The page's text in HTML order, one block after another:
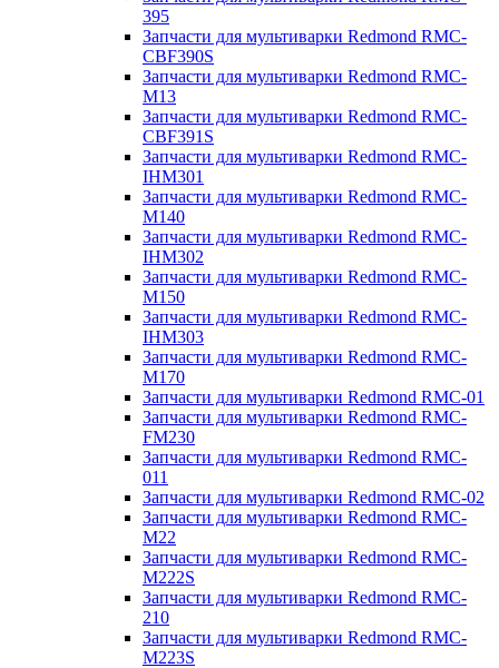
395
Запчасти для мультиварки Redmond RMC-
CBF390S
Запчасти для мультиварки Redmond RMC-
M13
Запчасти для мультиварки Redmond RMC-
CBF391S
Запчасти для мультиварки Redmond RMC-
IHM301
Запчасти для мультиварки Redmond RMC-
M140
Запчасти для мультиварки Redmond RMC-
IHM302
Запчасти для мультиварки Redmond RMC-
M150
Запчасти для мультиварки Redmond RMC-
IHM303
Запчасти для мультиварки Redmond RMC-
M170
Запчасти для мультиварки Redmond RMC-01
Запчасти для мультиварки Redmond RMC-
FM230
Запчасти для мультиварки Redmond RMC-
011
Запчасти для мультиварки Redmond RMC-02
Запчасти для мультиварки Redmond RMC-
M22
Запчасти для мультиварки Redmond RMC-
M222S
Запчасти для мультиварки Redmond RMC-
210
Запчасти для мультиварки Redmond RMC-
M223S